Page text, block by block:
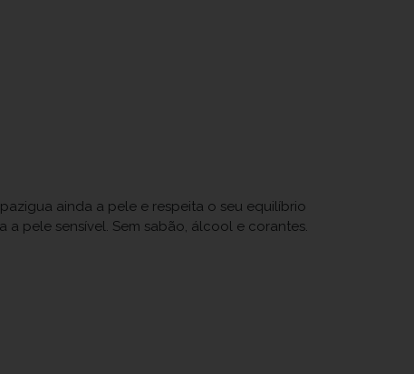
ainda a pele e respeita o seu equilíbrio
pele sensível. Sem sabão, álcool e corantes.